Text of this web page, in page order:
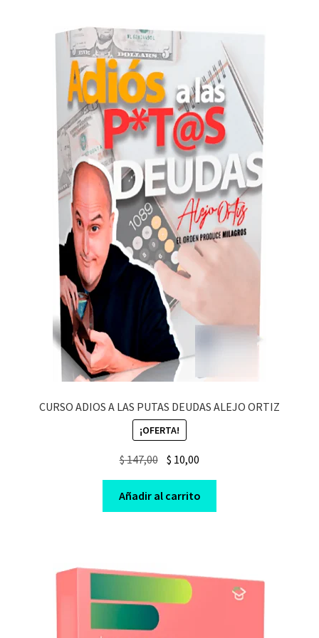
CURSO ADIOS A LAS PUTAS DEUDAS ALEJO ORTIZ
¡OFERTA!
$147,00 Original
was:
$ 147,00.
$ 10,00
is:
$ 10,00.
Añadir al carrito